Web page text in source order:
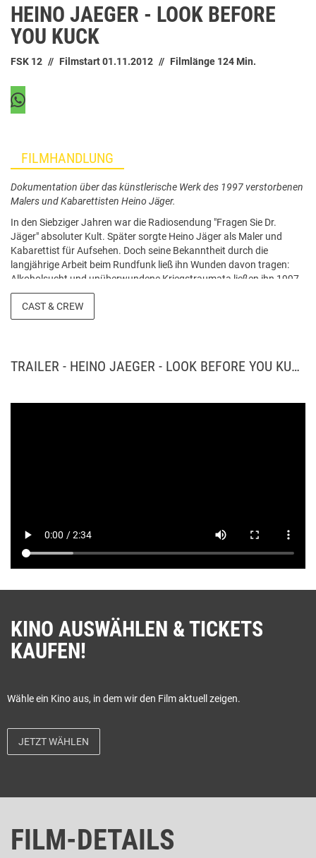
HEINO JAEGER - LOOK BEFORE
YOU KUCK
FSK 12 Filmstart 01.11.2012 Filmlänge 124 Min.
FILMHANDLUNG
Dokumentation über das künstlerische Werk des 1997 verstorbenen
Malers und Kabarettisten Heino Jäger.
In den Siebziger Jahren war die Radiosendung "Fragen Sie Dr.
Jäger" absoluter Kult. Später sorgte Heino Jäger als Maler und
Kabarettist für Aufsehen. Doch seine Bekanntheit durch die
langjährige Arbeit beim Rundfunk ließ ihn Wunden davon tragen:
Alkoholsucht und unüberwundene Kriegstraumata ließen ihn 1997
mit nur 59 Jahren verfrüht sterben. Die Dokumentation konzentriert
sich auf sein künstlerisches Werk, das sich jeder Kategorisierung
entzieht. Ein skurriler, andersartiger und bisweilen grotesker Stil
CAST & CREW
TRAILER - HEINO JAEGER - LOOK BEFORE YOU KUCK
KINO AUSWÄHLEN & TICKETS
KAUFEN!
Wähle ein Kino aus, in dem wir den Film aktuell zeigen.
JETZT WÄHLEN
FILM-DETAILS